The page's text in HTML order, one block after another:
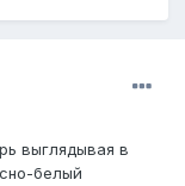
выглядывая в
белый